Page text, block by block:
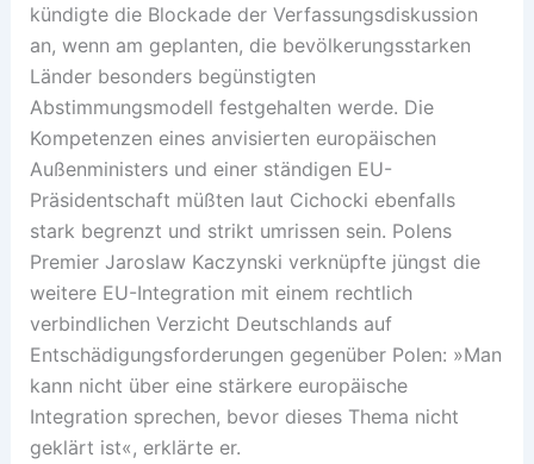
kündigte die Blockade der Verfassungsdiskussion
an, wenn am geplanten, die bevölkerungsstarken
Länder besonders begünstigten
Abstimmungsmodell festgehalten werde. Die
Kompetenzen eines anvisierten europäischen
Außenministers und einer ständigen EU-
Präsidentschaft müßten laut Cichocki ebenfalls
stark begrenzt und strikt umrissen sein. Polens
Premier Jaroslaw Kaczynski verknüpfte jüngst die
weitere EU-Integration mit einem rechtlich
verbindlichen Verzicht Deutschlands auf
Entschädigungsforderungen gegenüber Polen: »Man
kann nicht über eine stärkere europäische
Integration sprechen, bevor dieses Thema nicht
geklärt ist«, erklärte er.